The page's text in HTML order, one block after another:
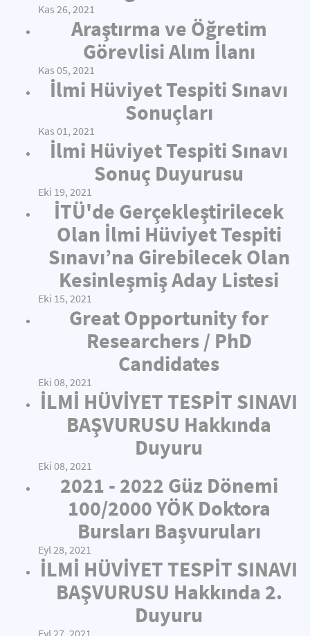
Kas 26, 2021
Araştırma ve Öğretim
Görevlisi Alım İlanı
Kas 05, 2021
İlmi Hüviyet Tespiti Sınavı
Sonuçları
Kas 01, 2021
İlmi Hüviyet Tespiti Sınavı
Sonuç Duyurusu
Eki 19, 2021
İTÜ'de Gerçekleştirilecek
Olan İlmi Hüviyet Tespiti
Sınavı’na Girebilecek Olan
Kesinleşmiş Aday Listesi
Eki 15, 2021
Great Opportunity for
Researchers / PhD
Candidates
Eki 08, 2021
İLMİ HÜVİYET TESPİT SINAVI
BAŞVURUSU Hakkında
Duyuru
Eki 08, 2021
2021 - 2022 Güz Dönemi
100/2000 YÖK Doktora
Bursları Başvuruları
Eyl 28, 2021
İLMİ HÜVİYET TESPİT SINAVI
BAŞVURUSU Hakkında 2.
Duyuru